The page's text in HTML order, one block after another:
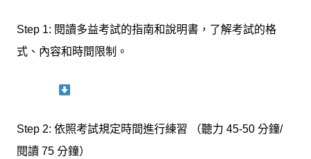
Step 1: 閱讀多益考試的指南和說明書，了解考試的格
式、內容和時間限制。
Step 2: 依照考試規定時間進行練習 （聽力 45-50 分鐘/
閱讀 75 分鐘）